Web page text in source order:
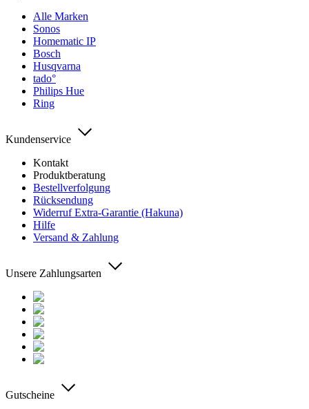
Alle Marken
Sonos
Homematic IP
Bosch
Husqvarna
tado°
Philips Hue
Ring
Kundenservice
Kontakt
Produktberatung
Bestellverfolgung
Rücksendung
Widerruf Extra-Garantie (Hakuna)
Hilfe
Versand & Zahlung
Unsere Zahlungsarten
Gutscheine